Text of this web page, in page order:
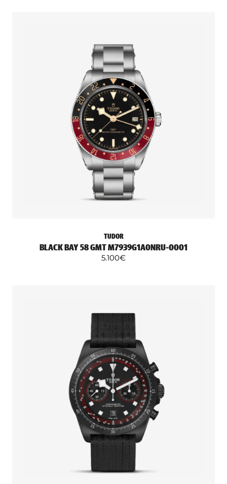
TUDOR
BLACK BAY 58 GMT M7939G1A0NRU-0001
5.100€